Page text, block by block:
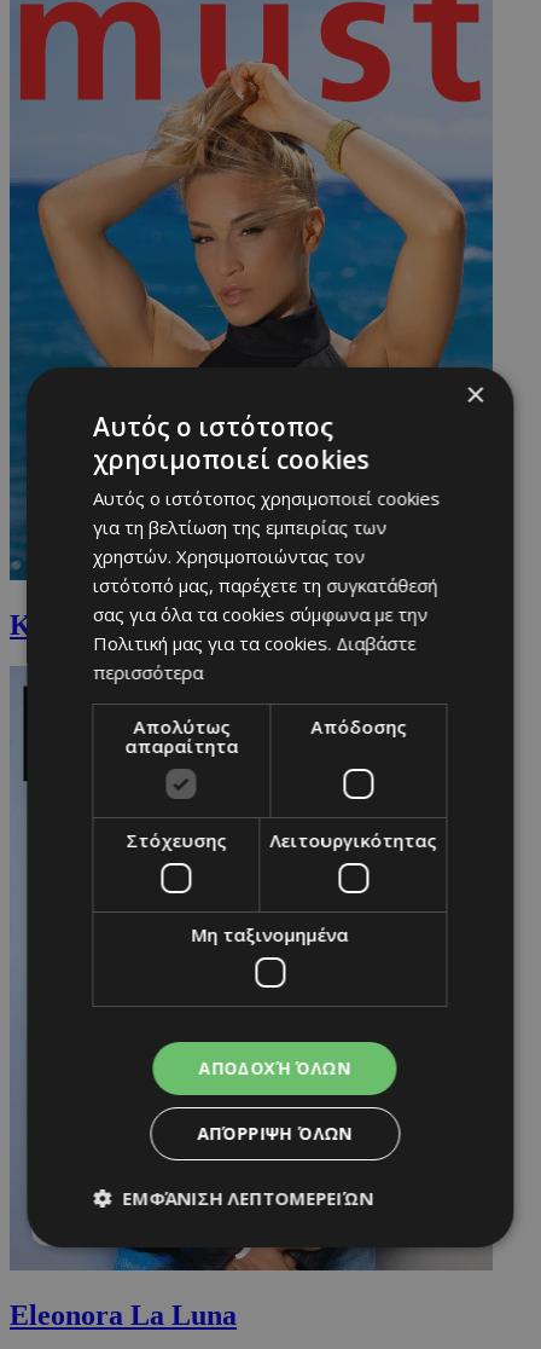
Καρολίνα Πελενδρίτου
Eleonora La Luna
×
Αυτός ο ιστότοπος
χρησιμοποιεί cookies
Αυτός ο ιστότοπος χρησιμοποιεί cookies
για τη βελτίωση της εμπειρίας των
χρηστών. Χρησιμοποιώντας τον
ιστότοπό μας, παρέχετε τη συγκατάθεσή
σας για όλα τα cookies σύμφωνα με την
Πολιτική μας για τα cookies. Διαβάστε
περισσότερα
Απολύτως
απαραίτητα
Απόδοσης
Στόχευσης Λειτουργικότητας
Μη ταξινομημένα
ΑΠΟΔΟΧΉ ΌΛΩΝ
ΑΠΌΡΡΙΨΗ ΌΛΩΝ
ΕΜΦΆΝΙΣΗ ΛΕΠΤΟΜΕΡΕΙΏΝ
Στόχευσης